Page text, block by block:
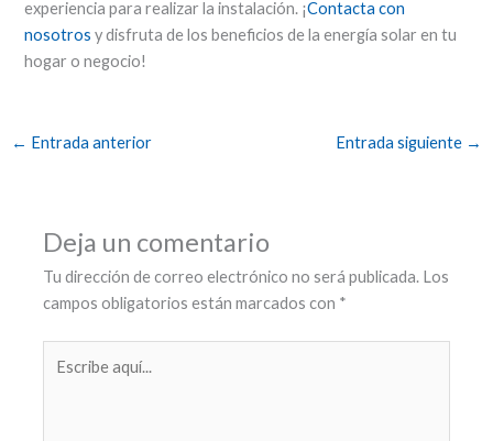
experiencia para realizar la instalación. ¡Contacta con
nosotros y disfruta de los beneficios de la energía solar en tu
hogar o negocio!
← Entrada anterior Entrada siguiente →
Deja un comentario
Tu dirección de correo electrónico no será publicada. Los
campos obligatorios están marcados con *
aquí...